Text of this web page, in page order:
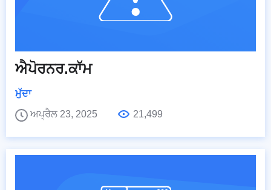
ਐਪੋਰਨਰ.ਕਾੱਮ
ਮੁੱਦਾ
ਅਪ੍ਰੈਲ 23, 2025
21,499